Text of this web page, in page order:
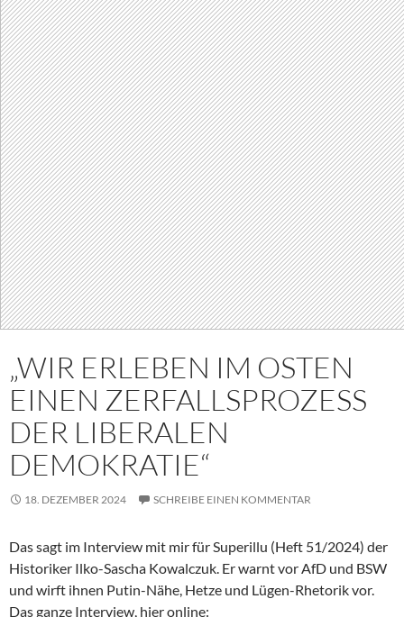
„WIR ERLEBEN IM OSTEN
EINEN ZERFALLSPROZESS
DER LIBERALEN
DEMOKRATIE“
18. DEZEMBER 2024 SCHREIBE EINEN KOMMENTAR
Das sagt im Interview mit mir für Superillu (Heft 51/2024) der
Historiker Ilko-Sascha Kowalczuk. Er warnt vor AfD und BSW
und wirft ihnen Putin-Nähe, Hetze und Lügen-Rhetorik vor.
Das ganze Interview, hier online: